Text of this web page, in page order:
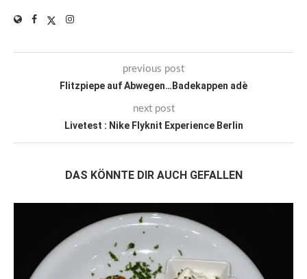
previous post
Flitzpiepe auf Abwegen…Badekappen adè
next post
Livetest : Nike Flyknit Experience Berlin
DAS KÖNNTE DIR AUCH GEFALLEN